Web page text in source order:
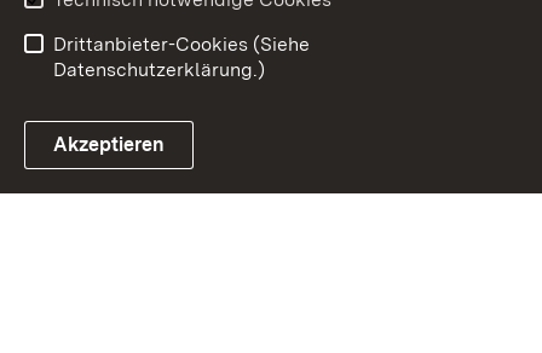
Drittanbieter-Cookies (Siehe
Datenschutzerklärung.)
Akzeptieren